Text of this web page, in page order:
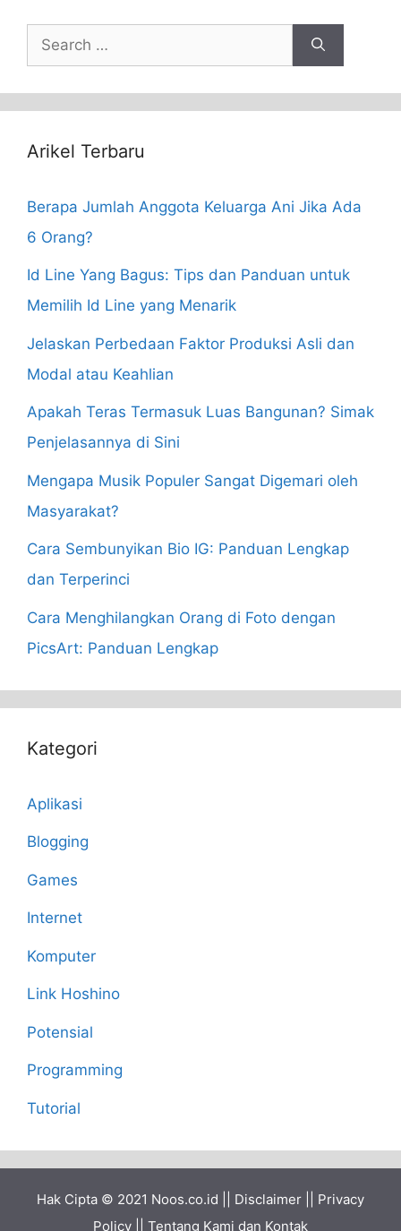
Search
for:
Arikel Terbaru
Berapa Jumlah Anggota Keluarga Ani Jika Ada
6 Orang?
Id Line Yang Bagus: Tips dan Panduan untuk
Memilih Id Line yang Menarik
Jelaskan Perbedaan Faktor Produksi Asli dan
Modal atau Keahlian
Apakah Teras Termasuk Luas Bangunan? Simak
Penjelasannya di Sini
Mengapa Musik Populer Sangat Digemari oleh
Masyarakat?
Cara Sembunyikan Bio IG: Panduan Lengkap
dan Terperinci
Cara Menghilangkan Orang di Foto dengan
PicsArt: Panduan Lengkap
Kategori
Aplikasi
Blogging
Games
Internet
Komputer
Link Hoshino
Potensial
Programming
Tutorial
Hak Cipta © 2021 Noos.co.id Disclaimer
Privacy
Policy
Tentang Kami dan Kontak